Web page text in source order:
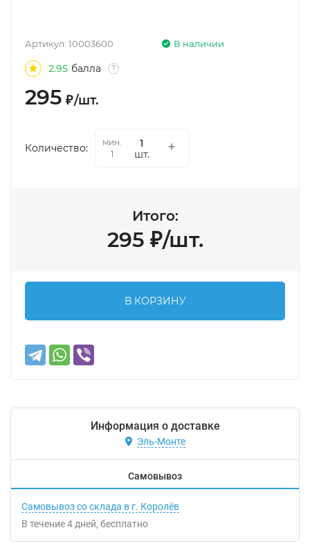
В наличии
Артикул: 10003600
2.95 балла ?
295 ₽/шт.
Количество:
мин.
1
шт.
Итого:
295 ₽/шт.
В КОРЗИНУ
Информация о доставке
Эль-Монте
Самовывоз
Самовывоз со склада в г. Королёв
В течение4 дней Бесплатно